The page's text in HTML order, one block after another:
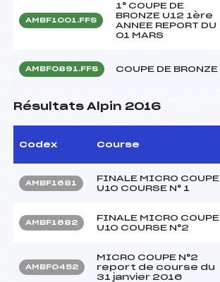
AMBF1001.FFS
1° COUPE DE
BRONZE U12 1ère
ANNEE REPORT DU
01 MARS
AMBF0891.FFS COUPE DE BRONZE
Résultats Alpin 2016
Codex Course
AMBF1681
FINALE MICRO COUPE
U10 COURSE N° 1
AMBF1682
FINALE MICRO COUPE
U10 COURSE N°2
AMBF0452
MICRO COUPE N°2
report de course du
31 janvier 2016